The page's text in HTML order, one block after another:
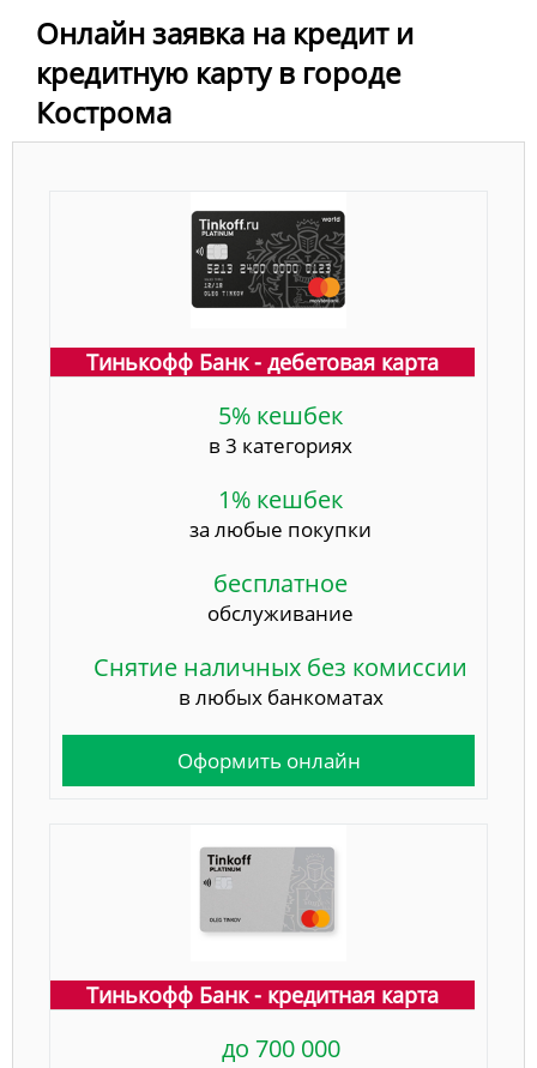
Онлайн заявка на кредит и
кредитную карту в городе
Кострома
Тинькофф Банк - дебетовая карта
5% кешбек
в 3 категориях
1% кешбек
за любые покупки
бесплатное
обслуживание
Снятие наличных без комиссии
в любых банкоматах
Оформить онлайн
Тинькофф Банк - кредитная карта
до 700 000